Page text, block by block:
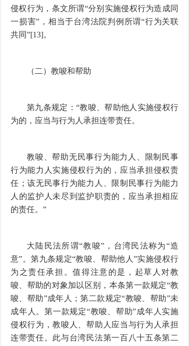
侵权行为，条文所谓“分别实施侵权行为造成同
一损害”，相当于台湾法院判例所谓“行为关联
共同”[13]。
（二）教唆和帮助
第九条规定：“教唆、帮助他人实施侵权行
为的，应当与行为人承担连带责任。
教唆、帮助无民事行为能力人、限制民事
行为能力人实施侵权行为的，应当承担侵权责
任；该无民事行为能力人、限制民事行为能力
人的监护人未尽到监护职责的，应当承担相应
的责任。”
大陆民法所谓“教唆”，台湾民法称为“造
意”。第九条规定“教唆、帮助他人”实施侵权行
为之责任承担。值得注意的是，起草人对教
唆、帮助的对象加以区别，本条第一款规定“教
唆、帮助”成年人；第二款规定“教唆、帮助”未
成年人。第一款规定“教唆、帮助”成年人实施
侵权行为，教唆人、帮助人应当与行为人承担
连带责任。此与台湾民法第一百八十五条第二